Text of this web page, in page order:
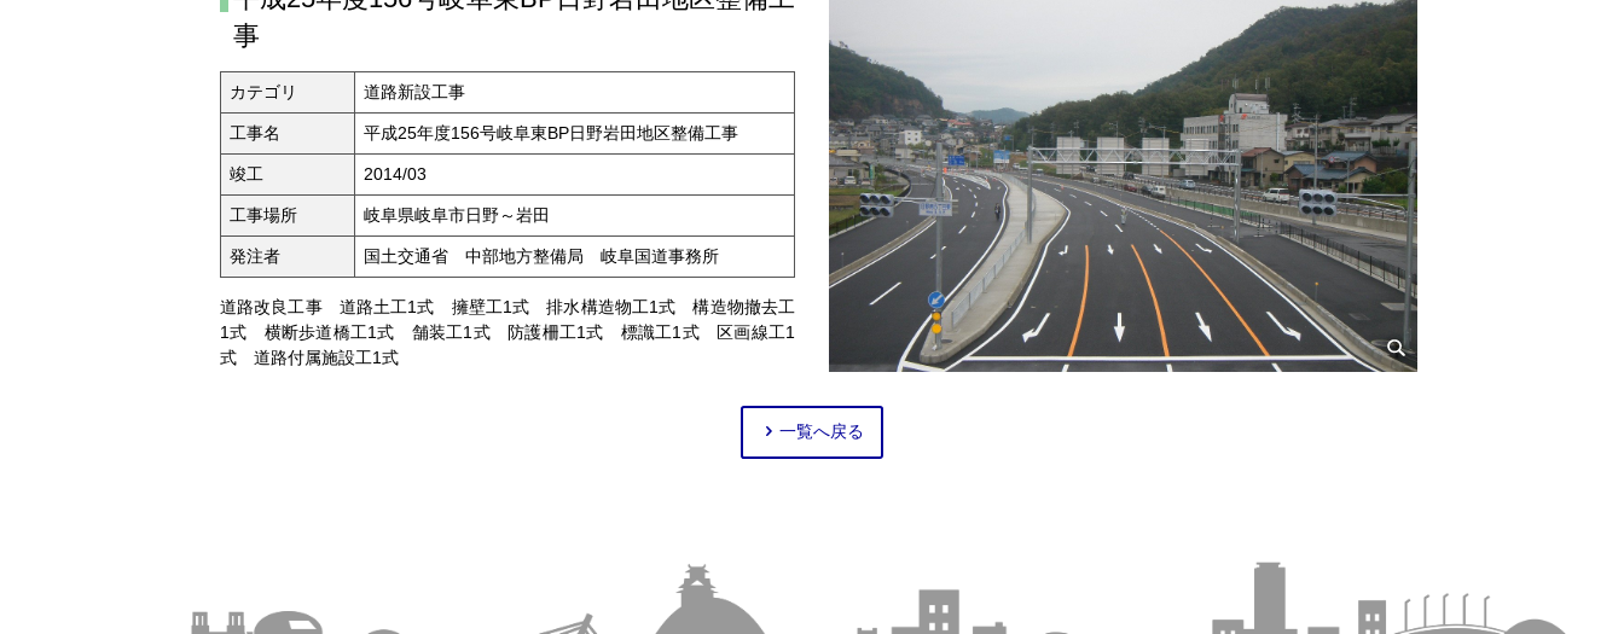
事
カテゴリ 道路新設工事
工事名 平成25年度156号岐阜東BP日野岩田地区整備工事
竣工 2014/03
工事場所 岐阜県岐阜市日野～岩田
発注者 国土交通省 中部地方整備局 岐阜国道事務所
道路改良工事 道路土工1式 擁壁工1式 排水構造物工1式 構造物撤去工
1式 横断歩道橋工1式 舗装工1式 防護柵工1式 標識工1式 区画線工1
式 道路付属施設工1式
一覧へ戻る